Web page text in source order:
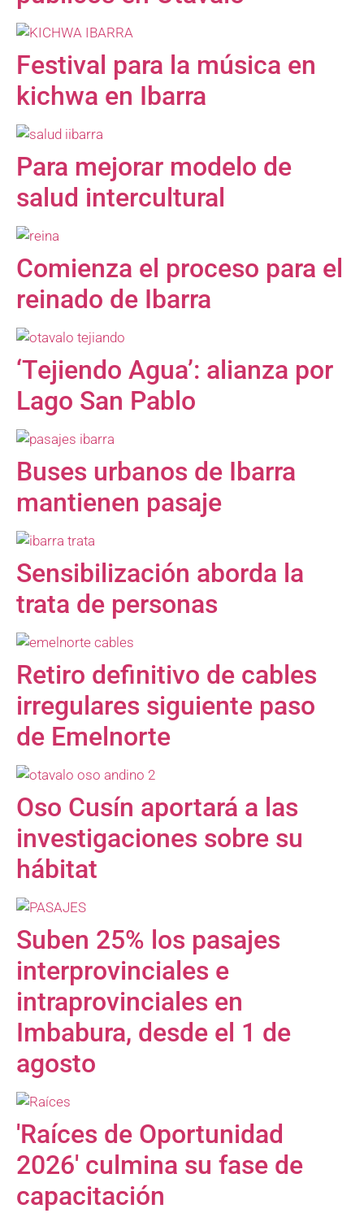
Festival para la música en
kichwa en Ibarra
Para mejorar modelo de
salud intercultural
Comienza el proceso para el
reinado de Ibarra
‘Tejiendo Agua’: alianza por
Lago San Pablo
Buses urbanos de Ibarra
mantienen pasaje
Sensibilización aborda la
trata de personas
Retiro definitivo de cables
irregulares siguiente paso
de Emelnorte
Oso Cusín aportará a las
investigaciones sobre su
hábitat
Suben 25% los pasajes
interprovinciales e
intraprovinciales en
Imbabura, desde el 1 de
agosto
'Raíces de Oportunidad
2026' culmina su fase de
capacitación